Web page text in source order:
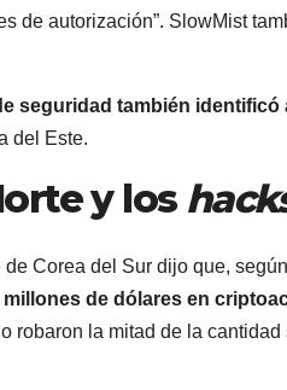
de autorización”. SlowMist
seguridad también
del Este.
y los
Corea del Sur dijo que,
de dólares en
robaron la mitad de la cantidad